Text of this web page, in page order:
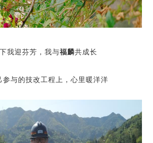
我迎芬芳，我与福麟共成长
参与的技改工程上，心里暖洋洋